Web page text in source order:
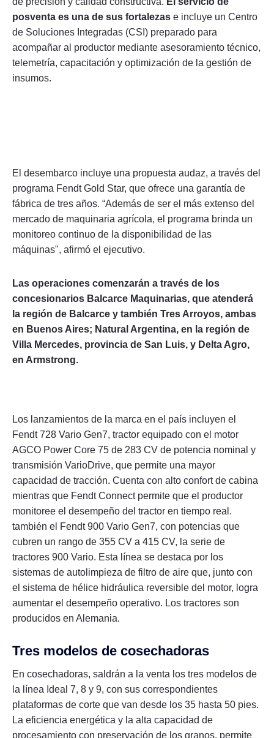
posventa es una de sus fortalezas e incluye un Centro
de Soluciones Integradas (CSI) preparado para
acompañar al productor mediante asesoramiento técnico,
telemetría, capacitación y optimización de la gestión de
insumos.
El desembarco incluye una propuesta audaz, a través del
programa Fendt Gold Star, que ofrece una garantía de
fábrica de tres años. “Además de ser el más extenso del
mercado de maquinaria agrícola, el programa brinda un
monitoreo continuo de la disponibilidad de las
máquinas", afirmó el ejecutivo.
Las operaciones comenzarán a través de los
concesionarios Balcarce Maquinarias, que atenderá
la región de Balcarce y también Tres Arroyos, ambas
en Buenos Aires; Natural Argentina, en la región de
Villa Mercedes, provincia de San Luis, y Delta Agro,
en Armstrong.
Los lanzamientos de la marca en el país incluyen el
Fendt 728 Vario Gen7, tractor equipado con el motor
AGCO Power Core 75 de 283 CV de potencia nominal y
transmisión VarioDrive, que permite una mayor
capacidad de tracción. Cuenta con alto confort de cabina
mientras que Fendt Connect permite que el productor
monitoree el desempeño del tractor en tiempo real.
también el Fendt 900 Vario Gen7, con potencias que
cubren un rango de 355 CV a 415 CV, la serie de
tractores 900 Vario. Esta línea se destaca por los
sistemas de autolimpieza de filtro de aire que, junto con
el sistema de hélice hidráulica reversible del motor, logra
aumentar el desempeño operativo. Los tractores son
producidos en Alemania.
Tres modelos de cosechadoras
En cosechadoras, saldrán a la venta los tres modelos de
la línea Ideal 7, 8 y 9, con sus correspondientes
plataformas de corte que van desde los 35 hasta 50 pies.
La eficiencia energética y la alta capacidad de
procesamiento con preservación de los granos, permite